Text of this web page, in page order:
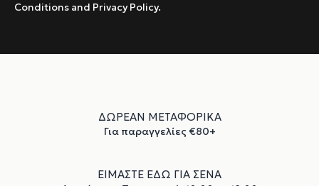
Conditions and Privacy Policy.
ΔΩΡΕΑΝ ΜΕΤΑΦΟΡΙΚΑ
Για παραγγελίες €80+
ΕΙΜΑΣΤΕ ΕΔΩ ΓΙΑ ΣΕΝΑ